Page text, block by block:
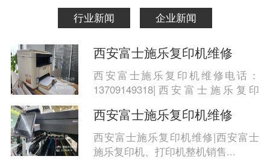
行业新闻 企业新闻
西安富士施乐复印机维修
西安富士施乐复印机维修电话：
13709149318|西安富士施乐复印
西安富士施乐复印机维修
西安富士施乐复印机维修|西安富士
施乐复印机、打印机整机销售...